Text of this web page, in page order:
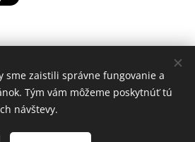
Doma a Rada
Webnode
Jazyky
sme zaistili správne fungovanie a
Tým vám môžeme poskytnúť tú
návštevy.